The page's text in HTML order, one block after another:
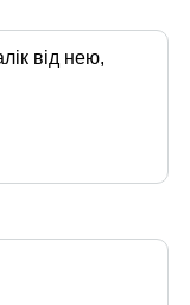
від нею,